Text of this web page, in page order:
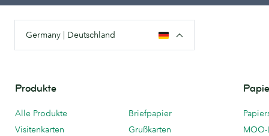
Germany | Deutschland
Produkte
Alle Produkte
Visitenkarten
Briefpapier
Grußkarten
MOO-